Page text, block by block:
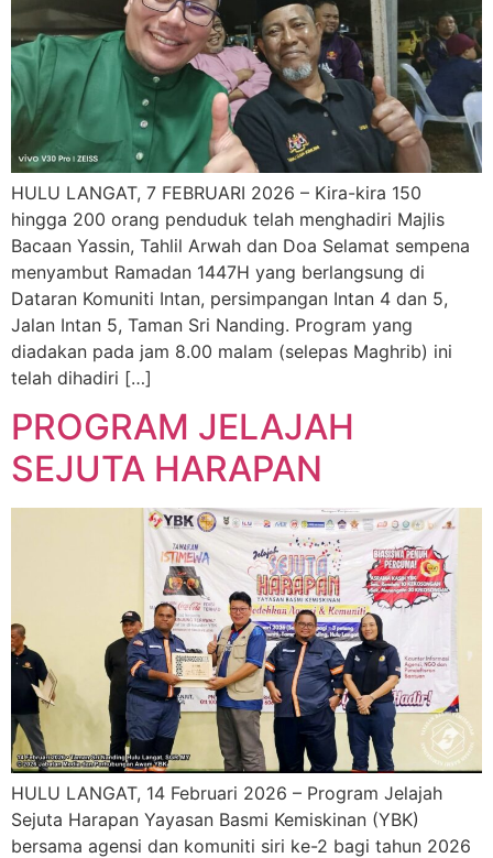
HULU LANGAT, 7 FEBRUARI 2026 – Kira-kira 150
hingga 200 orang penduduk telah menghadiri Majlis
Bacaan Yassin, Tahlil Arwah dan Doa Selamat sempena
menyambut Ramadan 1447H yang berlangsung di
Dataran Komuniti Intan, persimpangan Intan 4 dan 5,
Jalan Intan 5, Taman Sri Nanding. Program yang
diadakan pada jam 8.00 malam (selepas Maghrib) ini
telah dihadiri […]
PROGRAM JELAJAH
SEJUTA HARAPAN
HULU LANGAT, 14 Februari 2026 – Program Jelajah
Sejuta Harapan Yayasan Basmi Kemiskinan (YBK)
bersama agensi dan komuniti siri ke-2 bagi tahun 2026